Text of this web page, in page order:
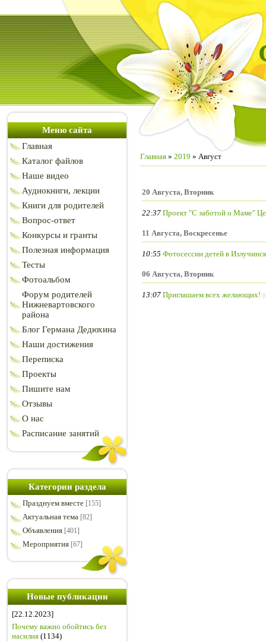
Меню сайта
Главная
Каталог файлов
Наше видео
Аудиокниги, лекции
Книги для родителей
Вопрос-ответ
Конкурсы и гранты
Полезная информация
Тесты
Фотоальбом
Форум родителей
Нижневартовского
района
Блог Германа Дедюхина
Наши достижения
Переписка
Проекты
Пишите нам
Отзывы
О нас
Расписание занятий
Категории раздела
Празднуем вместе [155]
Актуальная тема [82]
Объявления [401]
Мероприятия [67]
Новые публикации
[22.12.2023]
Почему важно обойтись без
насилия (1134)
Главная » 2019 » Август
20 Августа, Вторник
22:37 Проект "С заботой о Маме"
11 Августа, Воскресенье
10:55 Фотосессии детей в
06 Августа, Вторник
13:07 Приглашаем всех желающих!